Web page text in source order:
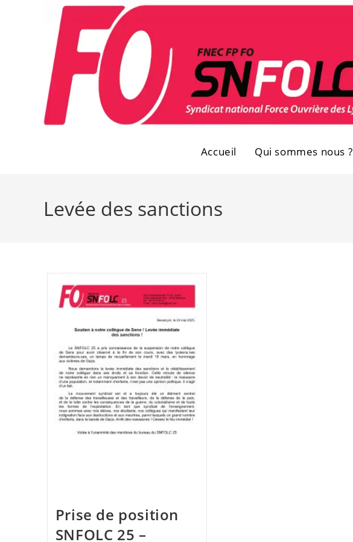
Accueil Qui sommes nous ?
Levée des sanctions
Prise de position
SNFOLC 25 –